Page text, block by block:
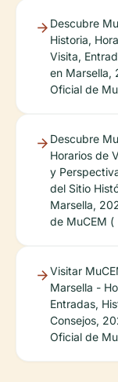
Descubre
Historia,
Visita,
en Marsella,
Oficial de
Descubre
Horarios de
y
del Sitio
Marsella,
de MuCEM (
Visitar
Marsella -
Entradas,
Consejos,
Oficial de